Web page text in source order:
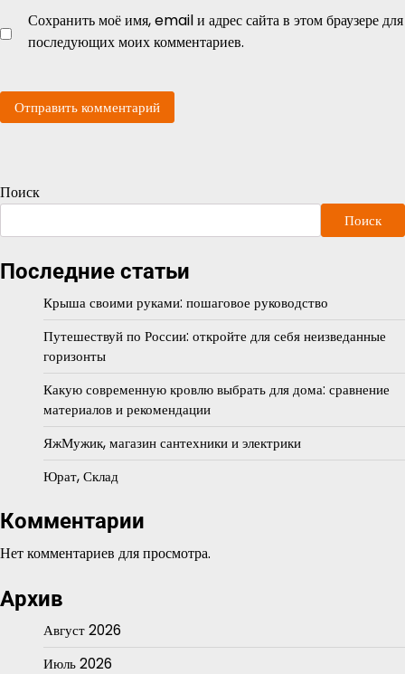
Сохранить моё имя, email и адрес сайта в этом браузере для
последующих моих комментариев.
Поиск
Поиск
Последние статьи
Крыша своими руками: пошаговое руководство
Путешествуй по России: откройте для себя неизведанные
горизонты
Какую современную кровлю выбрать для дома: сравнение
материалов и рекомендации
ЯжМужик, магазин сантехники и электрики
Юрат, Склад
Комментарии
Нет комментариев для просмотра.
Архив
Август 2026
Июль 2026